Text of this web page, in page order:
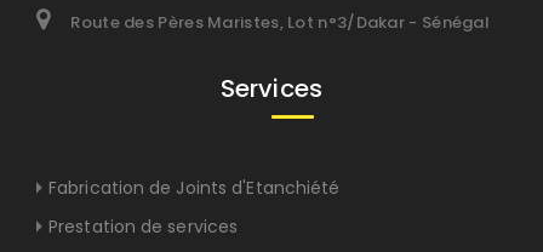
Route des Pères Maristes, Lot n°3/Dakar - Sénégal
Services
Fabrication de Joints d'Etanchiété
Prestation de services